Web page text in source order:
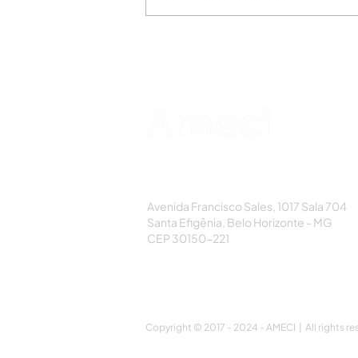
Avenida Francisco Sales, 1017 Sala 704
Santa Efigênia, Belo Horizonte - MG
CEP 30150-221
Copyright © 2017 - 2024 - AMECI | All rights